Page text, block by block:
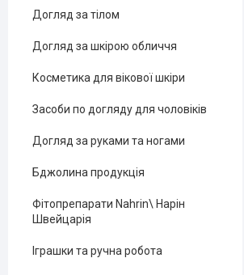
Догляд за тілом
Догляд за шкірою обличчя
Косметика для вікової шкіри
Засоби по догляду для чоловіків
Догляд за руками та ногами
Бджолина продукція
Фітопрепарати Nahrin\ Нарін
Швейцарія
Іграшки та ручна робота